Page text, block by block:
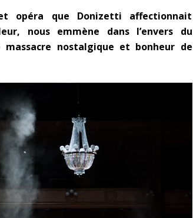
opéra que Donizetti affectionnait
nous emmène dans l’envers du
nostalgique et bonheur de